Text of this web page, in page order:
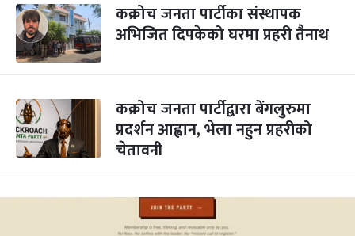
कक्रोच जनता पार्टीका संस्थापक
अभिजित दिपकेको घरमा प्रहरी तैनाथ
कक्रोच जनता पार्टीद्वारा बेंगलुरुमा
प्रदर्शन आह्वान, भेला नहुन प्रहरीको
चेतावनी